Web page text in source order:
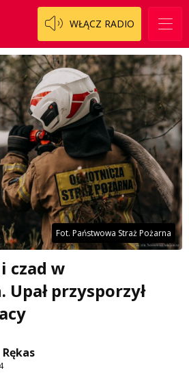
WŁĄCZ RADIO
Fot. Państwowa Straż Pożarna
czad w
przysporzył